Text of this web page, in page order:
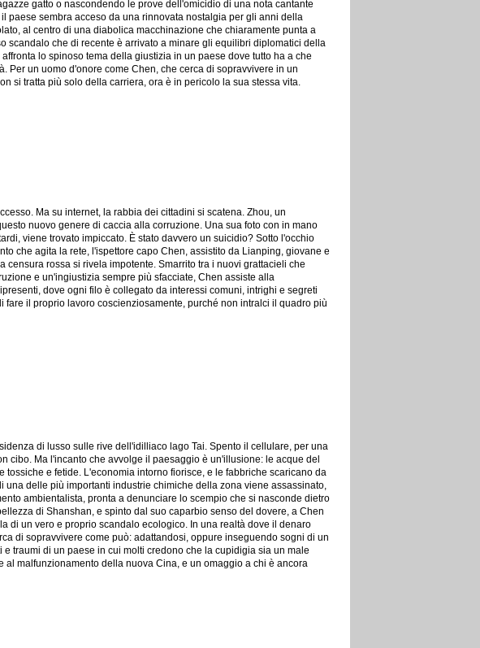
gatto o nascondendo le prove dell'omicidio di una nota cantante
paese sembra acceso da una rinnovata nostalgia per gli anni della
al centro di una diabolica macchinazione che chiaramente punta a
scandalo che di recente è arrivato a minare gli equilibri diplomatici della
lo spinoso tema della giustizia in un paese dove tutto ha a che
Per un uomo d'onore come Chen, che cerca di sopravvivere in un
si tratta più solo della carriera, ora è in pericolo la sua stessa vita.
Ma su internet, la rabbia dei cittadini si scatena. Zhou, un
nuovo genere di caccia alla corruzione. Una sua foto con in mano
viene trovato impiccato. È stato davvero un suicidio? Sotto l'occhio
che agita la rete, l'ispettore capo Chen, assistito da Lianping, giovane e
rossa si rivela impotente. Smarrito tra i nuovi grattacieli che
e un'ingiustizia sempre più sfacciate, Chen assiste alla
dove ogni filo è collegato da interessi comuni, intrighi e segreti
il proprio lavoro coscienziosamente, purché non intralci il quadro più
di lusso sulle rive dell'idilliaco lago Tai. Spento il cellulare, per una
cibo. Ma l'incanto che avvolge il paesaggio è un'illusione: le acque del
e fetide. L'economia intorno fiorisce, e le fabbriche scaricano da
delle più importanti industrie chimiche della zona viene assassinato,
ambientalista, pronta a denunciare lo scempio che si nasconde dietro
di Shanshan, e spinto dal suo caparbio senso del dovere, a Chen
di un vero e proprio scandalo ecologico. In una realtà dove il denaro
di sopravvivere come può: adattandosi, oppure inseguendo sogni di un
traumi di un paese in cui molti credono che la cupidigia sia un male
malfunzionamento della nuova Cina, e un omaggio a chi è ancora